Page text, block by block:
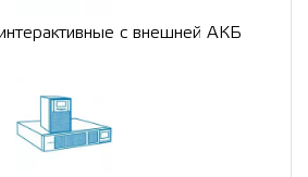
с внешней АКБ